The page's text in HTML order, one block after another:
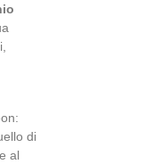
di
al